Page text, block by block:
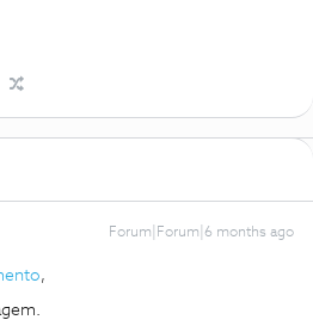
Forum|Forum|6 months ago
,